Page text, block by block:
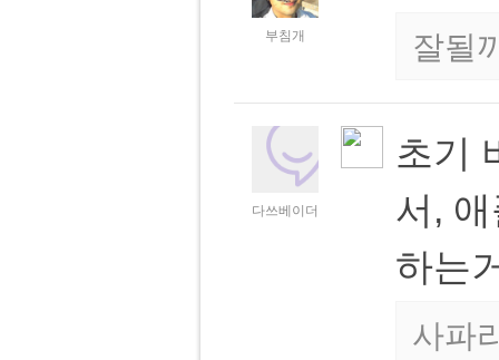
부침개 잘될
다쓰베이더
초기
서,
하는
사파